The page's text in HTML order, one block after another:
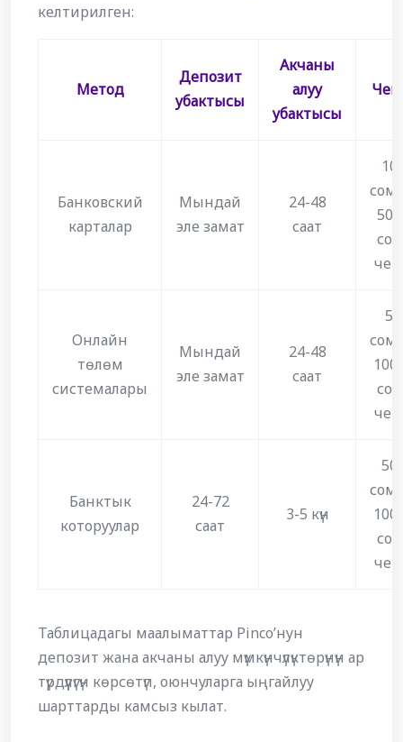
келтирилген:
Метод
Депозит
убактысы
Акчаны
алуу
убактысы
Банковский
карталар
Мындай
эле замат
24-48
саат
Онлайн
төлөм
системалары
Мындай
эле замат
24-48
саат
Банктык
которуулар
24-72
саат
3-5 күн
Таблицадагы маалыматтар Pinco’нун
депозит жана акчаны алуу мүмкүнчүлүктөрүнүн ар
түрдүүлүгүн көрсөтүп, оюнчуларга ыңгайлуу
шарттарды камсыз кылат.